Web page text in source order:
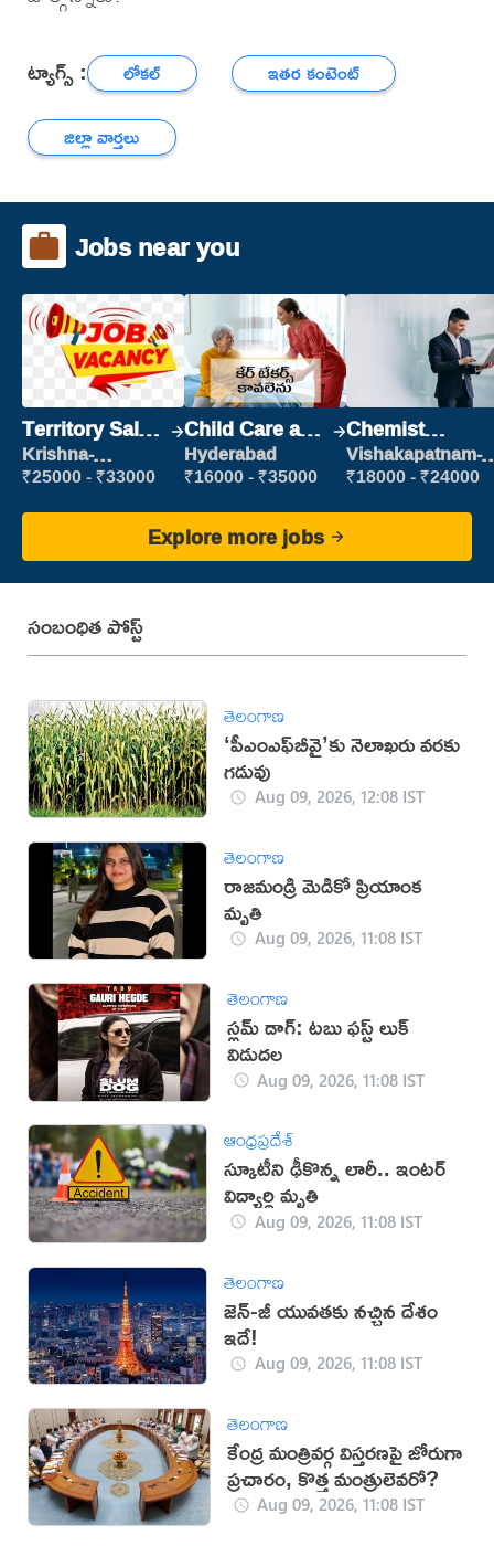
ట్యాగ్స్ : లోకల్
ఇతర కంటెంట్
జిల్లా వార్తలు
Jobs near you
Territory Sales
Manager
Krishna-
vijayawada
₹25000 - ₹33000
Child Care and
Patient care
Hyderabad
₹16000 - ₹35000
Chemist
Production
Executive
Vishakapatnam-
new
₹18000 - ₹24000
Explore more jobs
సంబంధిత పోస్ట్
తెలంగాణ
‘పీఎంఎఫ్‌బీవై’కు నెలాఖరు వరకు
గడువు
Aug 09, 2026, 12:08 IST
తెలంగాణ
రాజమండ్రి మెడికో ప్రియాంక
మృతి
Aug 09, 2026, 11:08 IST
తెలంగాణ
స్లమ్ డాగ్: టబు ఫస్ట్ లుక్
విడుదల
Aug 09, 2026, 11:08 IST
ఆంధ్రప్రదేశ్
స్కూటీని ఢీకొన్న లారీ.. ఇంటర్‌
విద్యార్థి మృతి
Aug 09, 2026, 11:08 IST
తెలంగాణ
జెన్-జీ యువతకు నచ్చిన దేశం
ఇదే!
Aug 09, 2026, 11:08 IST
తెలంగాణ
కేంద్ర మంత్రివర్గ విస్తరణపై జోరుగా
ప్రచారం, కొత్త మంత్రులెవరో?
Aug 09, 2026, 11:08 IST